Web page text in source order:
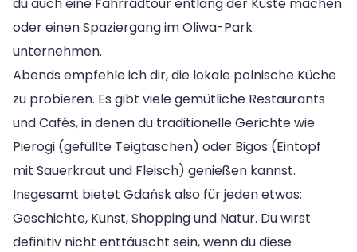
oder einen Spaziergang im Oliwa-Park
unternehmen.
Abends empfehle ich dir, die lokale polnische Küche
zu probieren. Es gibt viele gemütliche Restaurants
und Cafés, in denen du traditionelle Gerichte wie
Pierogi (gefüllte Teigtaschen) oder Bigos (Eintopf
mit Sauerkraut und Fleisch) genießen kannst.
Insgesamt bietet Gdańsk also für jeden etwas:
Geschichte, Kunst, Shopping und Natur. Du wirst
definitiv nicht enttäuscht sein, wenn du diese